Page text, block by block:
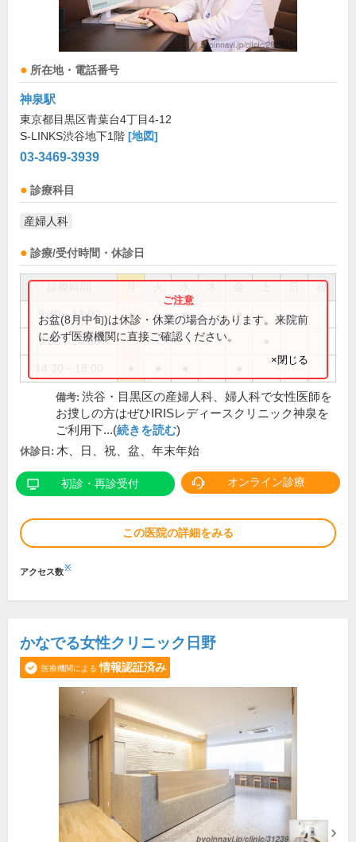
所在地・電話番号
神泉駅
東京都目黒区青葉台4丁目4-12
S-LINKS渋谷地下1階 [地図]
03-3469-3939
診療科目
産婦人科
診療/受付時間・休診日
祝
9:30～13:00 ● ● ● ●
9:30～14:30
お盆(8月中旬)は休診・休業の場合があります。来院前
に必ず医療機関に直接ご確認ください。
×閉じる
備考: 渋谷・目黒区の産婦人科、婦人科で女性医師を
お捜しの方はぜひIRISレディースクリニック神泉を
ご利用下...(続きを読む)
休診日: 木、日、祝、盆、年末年始
初診・再診受付 オンライン診療
この医院の詳細をみる
アクセス数※
かなでる女性クリニック日野
医療機関による 情報認証済み